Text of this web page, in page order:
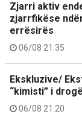
Zjarri aktiv
zjarrfikëse
errësirës
06/08 21:35
Ekskluzive/
“kimisti” i
06/08 21:20